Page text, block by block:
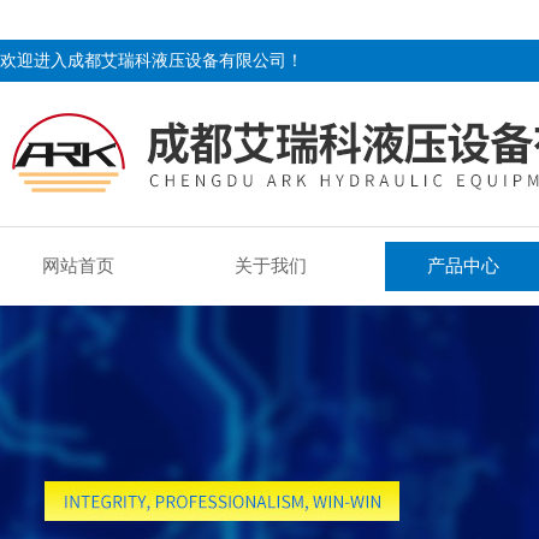
欢迎进入成都艾瑞科液压设备有限公司！
网站首页 关于我们 产品中心